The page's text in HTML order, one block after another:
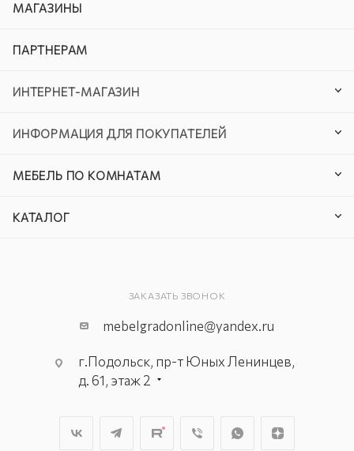
МАГАЗИНЫ
ПАРТНЕРАМ
ИНТЕРНЕТ-МАГАЗИН
ИНФОРМАЦИЯ ДЛЯ ПОКУПАТЕЛЕЙ
МЕБЕЛЬ ПО КОМНАТАМ
КАТАЛОГ
ЗАКАЗАТЬ ЗВОНОК
mebelgradonline@yandex.ru
г.Подольск, пр-т Юных Ленинцев,
д. 61, этаж 2
г. Подольск, ул. Станционная, д. 11